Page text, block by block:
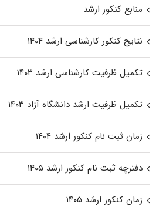
منابع کنکور ارشد
نتایج کنکور کارشناسی ارشد ۱۴۰۴
تکمیل ظرفیت کارشناسی ارشد ۱۴۰۳
تکمیل ظرفیت ارشد دانشگاه آزاد ۱۴۰۳
زمان ثبت نام کنکور ارشد ۱۴۰۴
دفترچه ثبت نام کنکور ارشد ۱۴۰۵
زمان کنکور ارشد ۱۴۰۵